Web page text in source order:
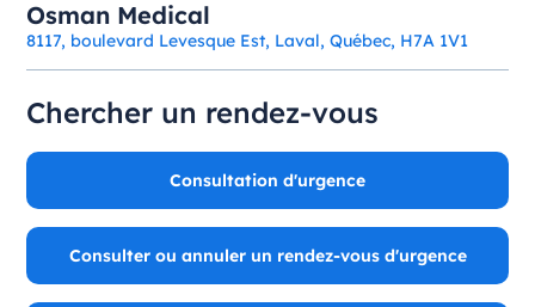
Osman Medical
8117, boulevard Levesque Est, Laval, Québec, H7A 1V1
Chercher un rendez-vous
Consultation d'urgence
Consulter ou annuler un rendez-vous d'urgence